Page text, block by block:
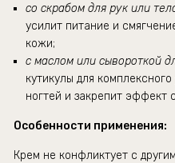
со скрабом для рук или
усилит питание и
кожи;
с маслом или сывороткой
кутикулы для
ногтей и закрепит эффект
Особенности применения:
Крем не конфликтует с